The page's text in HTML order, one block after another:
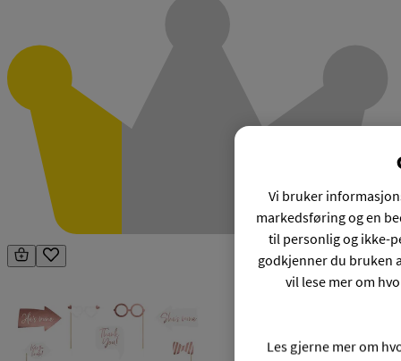
Vi bruker
markedsføring og en
til personlig og ikke-
godkjenner du bruken
vil lese mer om
Les gjerne mer om